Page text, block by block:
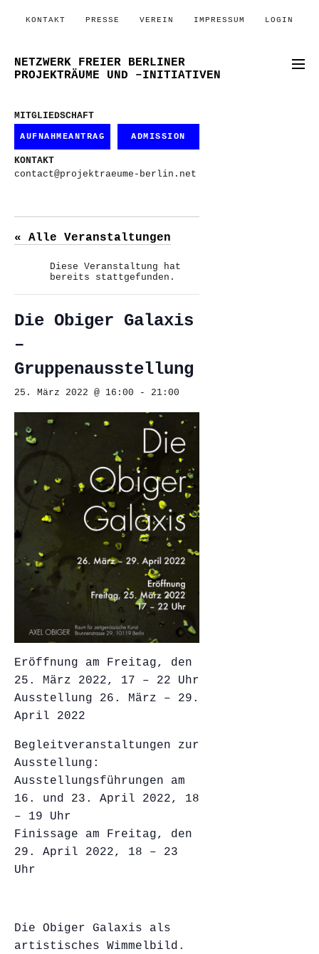
KONTAKT PRESSE VEREIN IMPRESSUM LOGIN
NETZWERK FREIER BERLINER
PROJEKTRÄUME UND –INITIATIVEN
MITGLIEDSCHAFT
AUFNAHMEANTRAG ADMISSION
KONTAKT
contact@projektraeume-berlin.net
« Alle Veranstaltungen
Diese Veranstaltung hat
bereits stattgefunden.
Die Obiger Galaxis
–
Gruppenausstellung
25. März 2022 @ 16:00 - 21:00
Eröffnung am Freitag, den
25. März 2022, 17 – 22 Uhr
Ausstellung 26. März – 29.
April 2022
Begleitveranstaltungen zur
Ausstellung:
Ausstellungsführungen am
16. und 23. April 2022, 18
– 19 Uhr
Finissage am Freitag, den
29. April 2022, 18 – 23
Uhr
Die Obiger Galaxis als
artistisches Wimmelbild.